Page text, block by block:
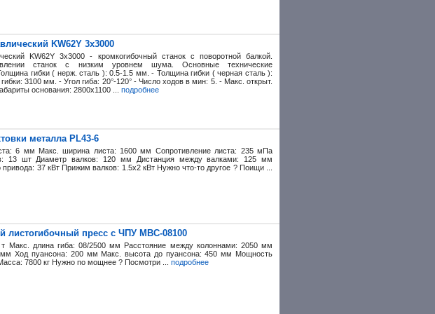
KW62Y 3x3000
KW62Y 3x3000 - кромкогибочный станок с поворотной балкой.
станок с низким уровнем шума. Основные технические
гибки ( нерж. сталь ): 0.5-1.5 мм. - Толщина гибки ( черная сталь ):
3100 мм. - Угол гиба: 20°-120° - Число ходов в мин: 5. - Макс. открыт.
основания: 2800х1100 ... подробнее
металла PL43-6
6 мм Макс. ширина листа: 1600 мм Сопротивление листа: 235 мПа
13 шт Диаметр валков: 120 мм Дистанция между валками: 125 мм
привода: 37 кВт Прижим валков: 1.5х2 кВт Нужно что-то другое ? Поищи ...
листогибочный пресс с ЧПУ MBC-08100
Макс. длина гиба: 08/2500 мм Расстояние между колоннами: 2050 мм
мм Ход пуансона: 200 мм Макс. высота до пуансона: 450 мм Мощность
7800 кг Нужно по мощнее ? Посмотри ... подробнее